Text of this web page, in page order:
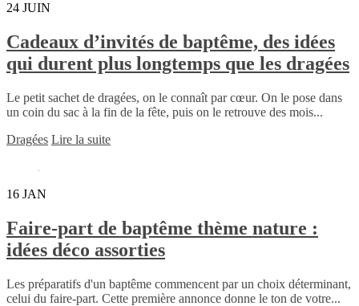
24 JUIN
Cadeaux d’invités de baptême, des idées
qui durent plus longtemps que les dragées
Le petit sachet de dragées, on le connaît par cœur. On le pose dans
un coin du sac à la fin de la fête, puis on le retrouve des mois...
Dragées Lire la suite
16 JAN
Faire-part de baptême thème nature :
idées déco assorties
Les préparatifs d'un baptême commencent par un choix déterminant,
celui du faire-part. Cette première annonce donne le ton de votre...